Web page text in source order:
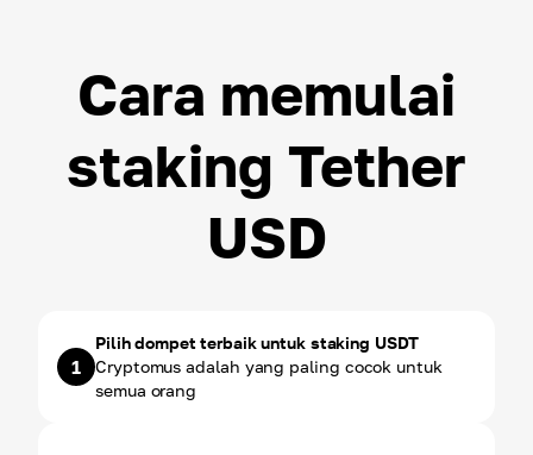
Cara memulai
staking Tether
USD
1
Pilih dompet terbaik untuk staking USDT
Cryptomus adalah yang paling cocok untuk
semua orang